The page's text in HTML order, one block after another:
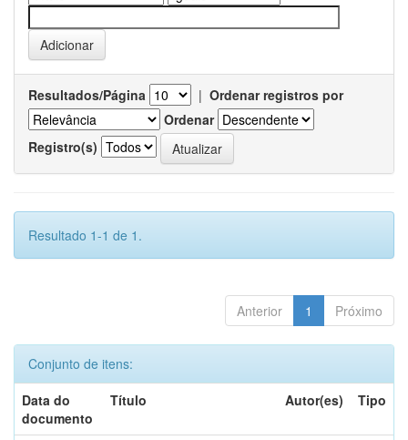
Resultados/Página | Ordenar registros por
Ordenar
Registro(s)
Resultado 1-1 de 1.
Anterior 1 Próximo
Conjunto de itens:
Data do
documento
Título Autor(es) Tipo